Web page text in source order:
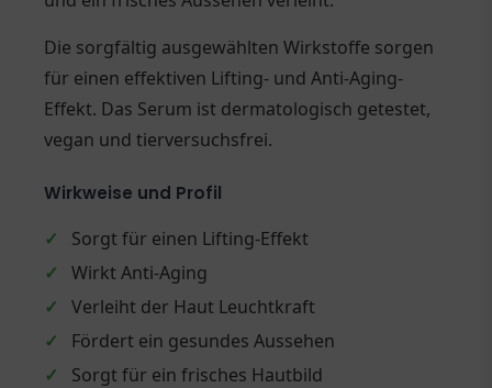
Die sorgfältig ausgewählten Wirkstoffe sorgen
für einen effektiven Lifting- und Anti-Aging-
Effekt. Das Serum ist dermatologisch getestet,
vegan und tierversuchsfrei.
Wirkweise und Profil
✓
Sorgt für einen Lifting-Effekt
✓
Wirkt Anti-Aging
✓
Verleiht der Haut Leuchtkraft
✓
Fördert ein gesundes Aussehen
✓
Sorgt für ein frisches Hautbild